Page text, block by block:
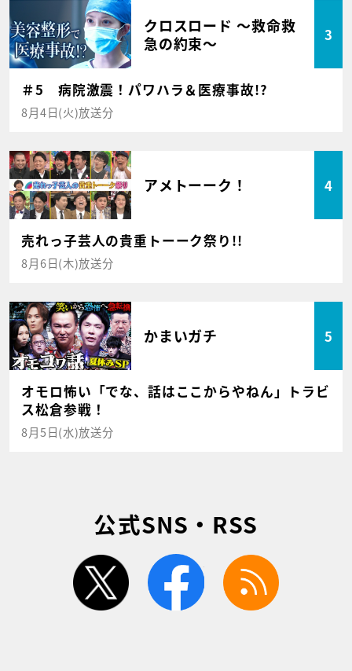
クロスロード ～救命救
急の約束～
3
＃5 病院激震！パワハラ＆医療事故!?
8月4日(火)放送分
アメトーーク！ 4
売れっ子芸人の貴重トーーク祭り!!
8月6日(木)放送分
かまいガチ 5
オモロ怖い「でな、話はここからやねん」トラビ
ス松倉参戦！
8月5日(水)放送分
公式SNS・RSS
twitter facebook